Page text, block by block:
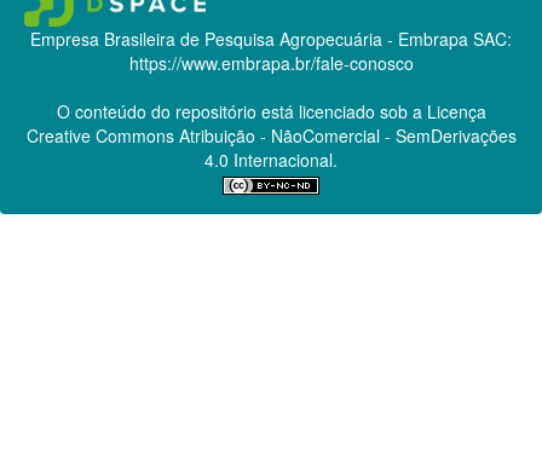
Empresa Brasileira de Pesquisa Agropecuária - Embrapa SAC:
https://www.embrapa.br/fale-conosco
O conteúdo do repositório está licenciado sob a Licença
Creative CommonsAtribuição - NãoComercial - SemDerivações
4.0 Internacional.